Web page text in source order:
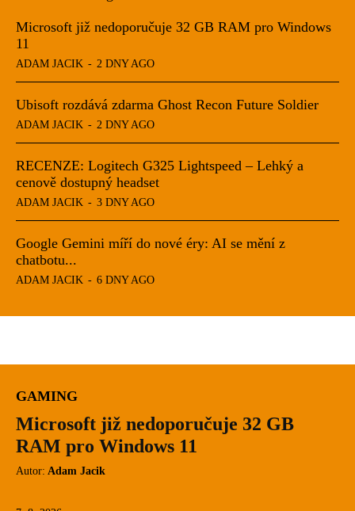
Microsoft již nedoporučuje 32 GB RAM pro Windows
11
ADAM JACIK - 2 DNY AGO
Ubisoft rozdává zdarma Ghost Recon Future Soldier
ADAM JACIK - 2 DNY AGO
RECENZE: Logitech G325 Lightspeed – Lehký a
cenově dostupný headset
ADAM JACIK - 3 DNY AGO
Google Gemini míří do nové éry: AI se mění z
chatbotu...
ADAM JACIK - 6 DNY AGO